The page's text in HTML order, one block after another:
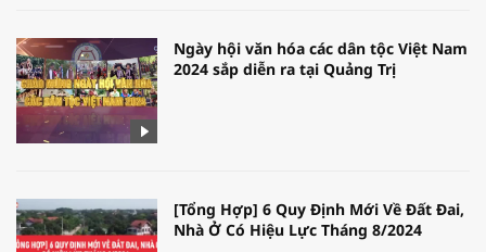
Ngày hội văn hóa các dân tộc Việt Nam
2024 sắp diễn ra tại Quảng Trị
[Tổng Hợp] 6 Quy Định Mới Về Đất Đai,
Nhà Ở Có Hiệu Lực Tháng 8/2024